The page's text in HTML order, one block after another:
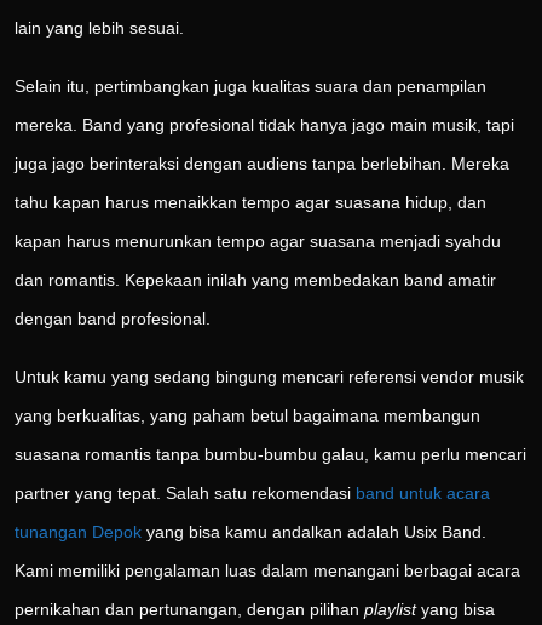
lain yang lebih sesuai.
Selain itu, pertimbangkan juga kualitas suara dan penampilan
mereka. Band yang profesional tidak hanya jago main musik, tapi
juga jago berinteraksi dengan audiens tanpa berlebihan. Mereka
tahu kapan harus menaikkan tempo agar suasana hidup, dan
kapan harus menurunkan tempo agar suasana menjadi syahdu
dan romantis. Kepekaan inilah yang membedakan band amatir
dengan band profesional.
Untuk kamu yang sedang bingung mencari referensi vendor musik
yang berkualitas, yang paham betul bagaimana membangun
suasana romantis tanpa bumbu-bumbu galau, kamu perlu mencari
partner yang tepat. Salah satu rekomendasi band untuk acara
tunangan Depok yang bisa kamu andalkan adalah Usix Band.
Kami memiliki pengalaman luas dalam menangani berbagai acara
pernikahan dan pertunangan, dengan pilihan playlistyang bisa